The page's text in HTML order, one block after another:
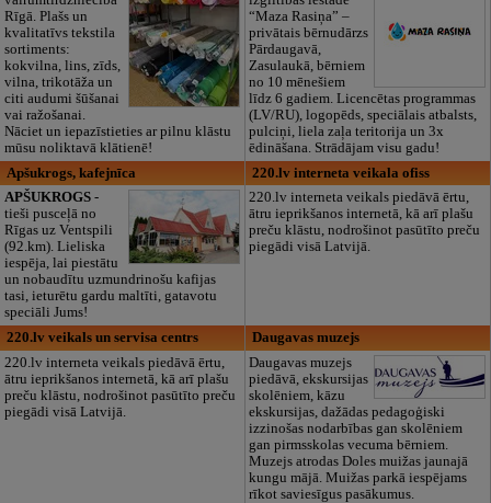
Rīgā. Plašs un
kvalitatīvs tekstila
sortiments:
kokvilna, lins, zīds,
vilna, trikotāža un
citi audumi šūšanai
vai ražošanai.
Nāciet un iepazīstieties ar pilnu klāstu
mūsu noliktavā klātienē!
“Maza Rasiņa” –
privātais bērnudārzs
Pārdaugavā,
Zasulaukā, bērniem
no 10 mēnešiem
līdz 6 gadiem. Licencētas programmas
(LV/RU), logopēds, speciālais atbalsts,
pulciņi, liela zaļa teritorija un 3x
ēdināšana. Strādājam visu gadu!
Apšukrogs, kafejnīca
APŠUKROGS -
tieši pusceļā no
Rīgas uz Ventspili
(92.km). Lieliska
iespēja, lai piestātu
un nobaudītu uzmundrinošu kafijas
tasi, ieturētu gardu maltīti, gatavotu
speciāli Jums!
220.lv interneta veikala ofiss
220.lv interneta veikals piedāvā ērtu,
ātru ieprikšanos internetā, kā arī plašu
preču klāstu, nodrošinot pasūtīto preču
piegādi visā Latvijā.
220.lv veikals un servisa centrs
220.lv interneta veikals piedāvā ērtu,
ātru ieprikšanos internetā, kā arī plašu
preču klāstu, nodrošinot pasūtīto preču
piegādi visā Latvijā.
Daugavas muzejs
Daugavas muzejs
piedāvā, ekskursijas
skolēniem, kāzu
ekskursijas, dažādas pedagoģiski
izzinošas nodarbības gan skolēniem
gan pirmsskolas vecuma bērniem.
Muzejs atrodas Doles muižas jaunajā
kungu mājā. Muižas parkā iespējams
rīkot saviesīgus pasākumus.